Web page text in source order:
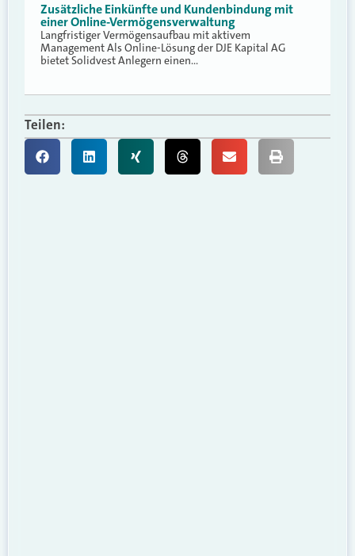
Zusätzliche Einkünfte und Kundenbindung mit
einer Online-Vermögensverwaltung
Langfristiger Vermögensaufbau mit aktivem
Management Als Online-Lösung der DJE Kapital AG
bietet Solidvest Anlegern einen…
Teilen: